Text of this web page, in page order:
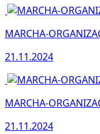
MARCHA-
21.11.2024
MARCHA-
21.11.2024